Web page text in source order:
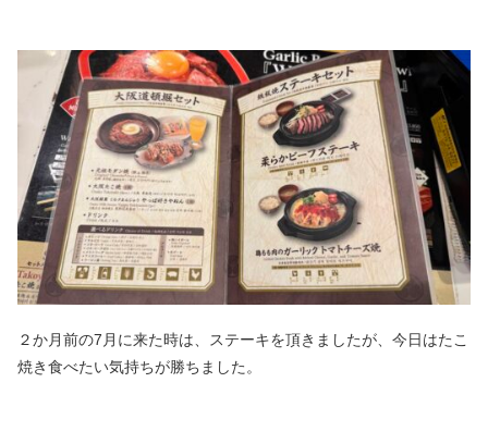
２か月前の7月に来た時は、ステーキを頂きましたが、今日はたこ
焼き食べたい気持ちが勝ちました。